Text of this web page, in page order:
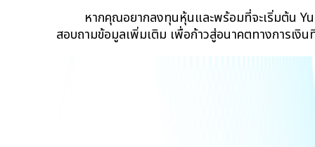
หากคุณอยากลงทุนหุ้นและพร้อมที่จะเริ่มต้น
สอบถามข้อมูลเพิ่มเติม เพื่อก้าวสู่อนาคตทางการเงิ